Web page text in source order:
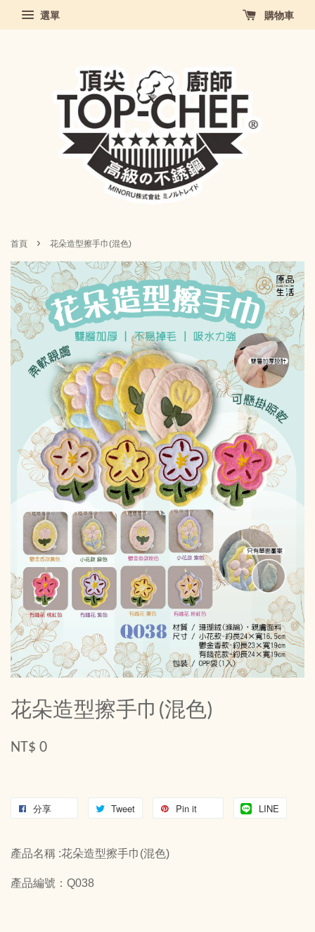
選單 購物車
首頁 › 花朵造型擦手巾(混色)
花朵造型擦手巾(混色)
NT$ 0
分享 Tweet Pin it LINE
產品名稱 :花朵造型擦手巾(混色)
產品編號：Q038